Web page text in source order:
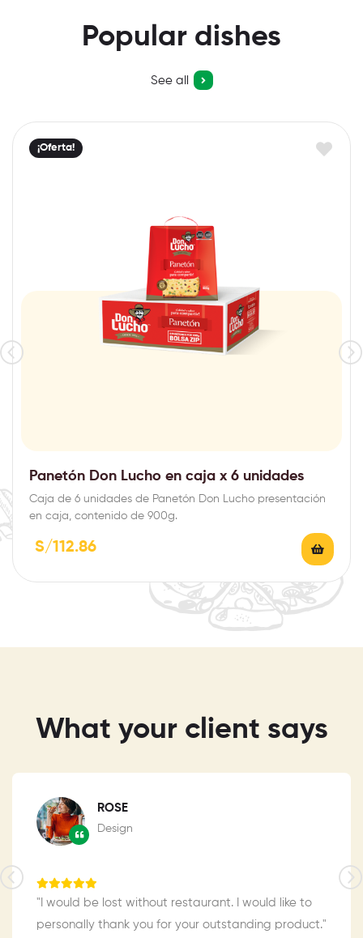
Popular dishes
See all
¡Oferta!
Panetón Don Lucho en caja x 6 unidades
Caja de 6 unidades de Panetón Don Lucho presentación
en caja, contenido de 900g.
S/112.86
What your client says
ROSE
Design
"I would be lost without restaurant. I would like to
personally thank you for your outstanding product."